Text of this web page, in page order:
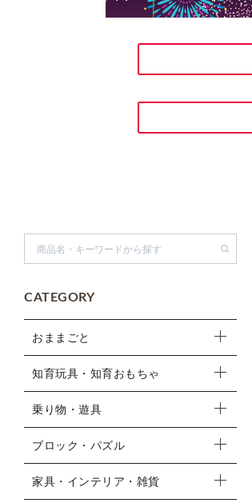
CATEGORY
おままごと
知育玩具・知育おもちゃ
乗り物・遊具
ブロック・パズル
家具・インテリア・雑貨